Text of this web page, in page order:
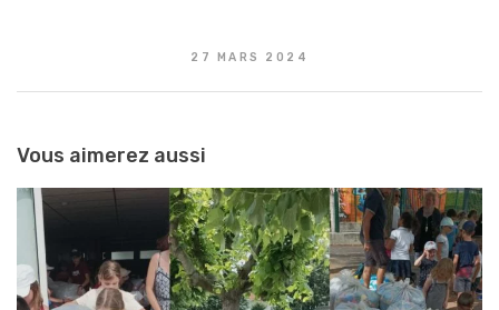
27 MARS 2024
Vous aimerez aussi